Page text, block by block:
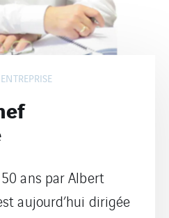
ans par Albert
aujourd’hui dirigée